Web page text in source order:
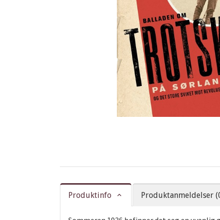
Produktinfo Produktanmeldelser